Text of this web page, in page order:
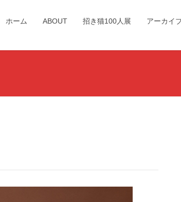
ホーム ABOUT 招き猫100人展 アーカイ